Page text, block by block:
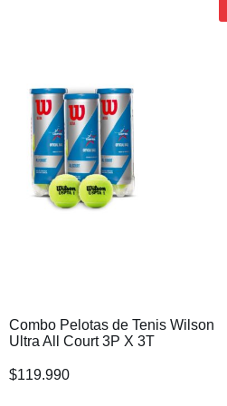
Combo Pelotas de Tenis Wilson
Ultra All Court 3P X 3T
$119.990